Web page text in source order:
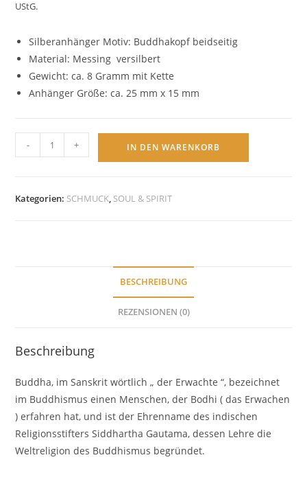
UStG.
Silberanhänger Motiv: Buddhakopf beidseitig
Material: Messing versilbert
Gewicht: ca. 8 Gramm mit Kette
Anhänger Größe: ca. 25 mm x 15 mm
BUDDHAKOPF
–
versilbert
- + IN DEN WARENKORB
Kategorien: SCHMUCK, SOUL & SPIRIT
BESCHREIBUNG
REZENSIONEN (0)
Beschreibung
Buddha, im Sanskrit wörtlich „ der Erwachte “, bezeichnet
im Buddhismus einen Menschen, der Bodhi ( das Erwachen
) erfahren hat, und ist der Ehrenname des indischen
Religionsstifters Siddhartha Gautama, dessen Lehre die
Weltreligion des Buddhismus begründet.